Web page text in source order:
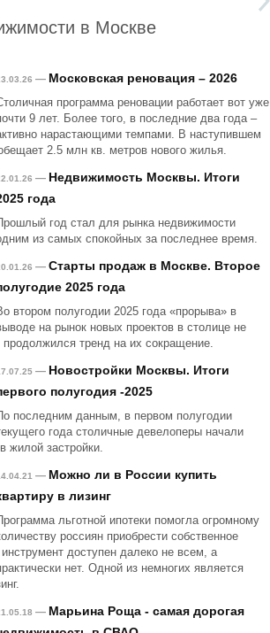
в Москве
— Московская реновация – 2026
программа реновации работает вот уже
9 лет. Более того, в последние два года –
нарастающими темпами. В наступившем
2.5 млн кв. метров нового жилья.
— Недвижимость Москвы. Итоги
года
год стал для рынка недвижимости
из самых спокойных за последнее время.
— Старты продаж в Москве. Второе
2025 года
втором полугодии 2025 года «прорыва» в
на рынок новых проектов в столице не
продолжился тренд на их сокращение.
— Новостройки Москвы. Итоги
полугодия -2025
последним данным, в первом полугодии
года столичные девелоперы начали
жилой застройки.
— Можно ли в России купить
в лизинг
льготной ипотеки помогла огромному
россиян приобрести собственное
доступен далеко не всем, а
нет. Одной из немногих является
— Марьина Роща - самая дорогая